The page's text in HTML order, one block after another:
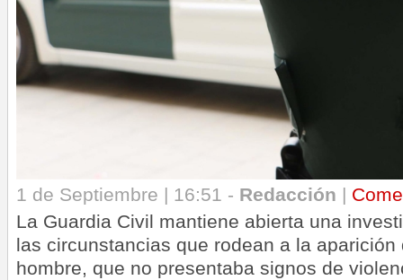
1 de Septiembre | 16:51 - Redacción |
La Guardia Civil mantiene abierta una
las circunstancias que rodean a la
hombre, que no presentaba signos de